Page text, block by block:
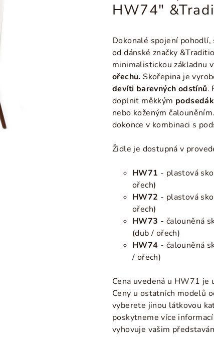
HW74"
Dokonalé spojení
od dánské značky
minimalistickou základnu
ořechu.Skořepina je
devíti barevných odstínů.
doplnit měkkým
nebo koženým
dokonce v kombinaci s
Židle je dostupná v
HW71 - plastová
ořech)
HW72 - plastová
ořech)
HW73 - čalouněná
(dub / ořech)
HW74 - čalouněná
/ ořech)
Cena uvedená u HW71 je
Ceny u ostatních modelů
vyberete jinou látkovou
poskytneme více
vyhovuje vašim